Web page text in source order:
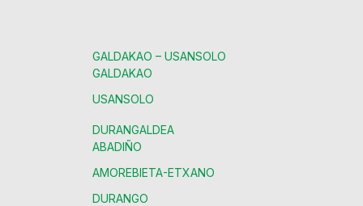
GALDAKAO – USANSOLO
GALDAKAO
USANSOLO
DURANGALDEA
ABADIÑO
AMOREBIETA-ETXANO
DURANGO